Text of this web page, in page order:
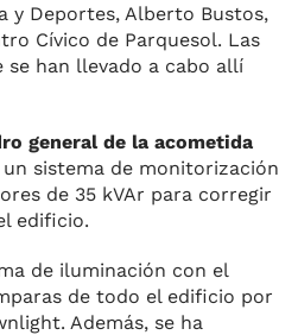
y Deportes, Alberto Bustos,
Cívico de Parquesol. Las
han llevado a cabo allí
general de la acometida
sistema de monitorización
de 35 kVAr para corregir
edificio.
de iluminación con el
de todo el edificio por
Además, se ha